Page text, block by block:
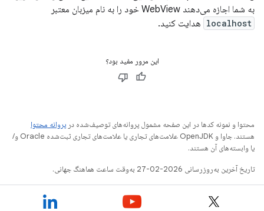
به شما اجازه می‌دهند WebView خود را به نام میزبان معتبر
localhost هدایت کنید.
این مرور مفید بود؟
محتوا و نمونه کدها در این صفحه مشمول پروانه‌های توصیف‌شده در پروانه محتوا
هستند. جاوا و OpenJDK علامت‌های تجاری یا علامت‌های تجاری ثبت‌شده Oracle و/
یا وابسته‌های آن هستند.
تاریخ آخرین به‌روزرسانی 2026-02-27 به‌وقت ساعت هماهنگ جهانی.